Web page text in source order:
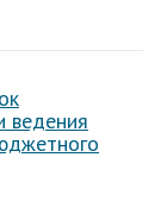
ведения